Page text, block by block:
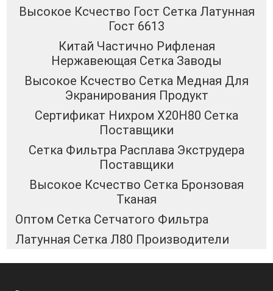
Высокое Ксчество Гост Сетка Латунная
Гост 6613
Китай Частично Рифленая
Нержавеющая Сетка Заводы
Высокое Ксчество Сетка Медная Для
Экранирования Продукт
Сертификат Нихром Х20Н80 Сетка
Поставщики
Сетка Фильтра Расплава Экструдера
Поставщики
Высокое Ксчество Сетка Бронзовая
Тканая
Оптом Сетка Сетчатого Фильтра
Латунная Сетка Л80 Производители